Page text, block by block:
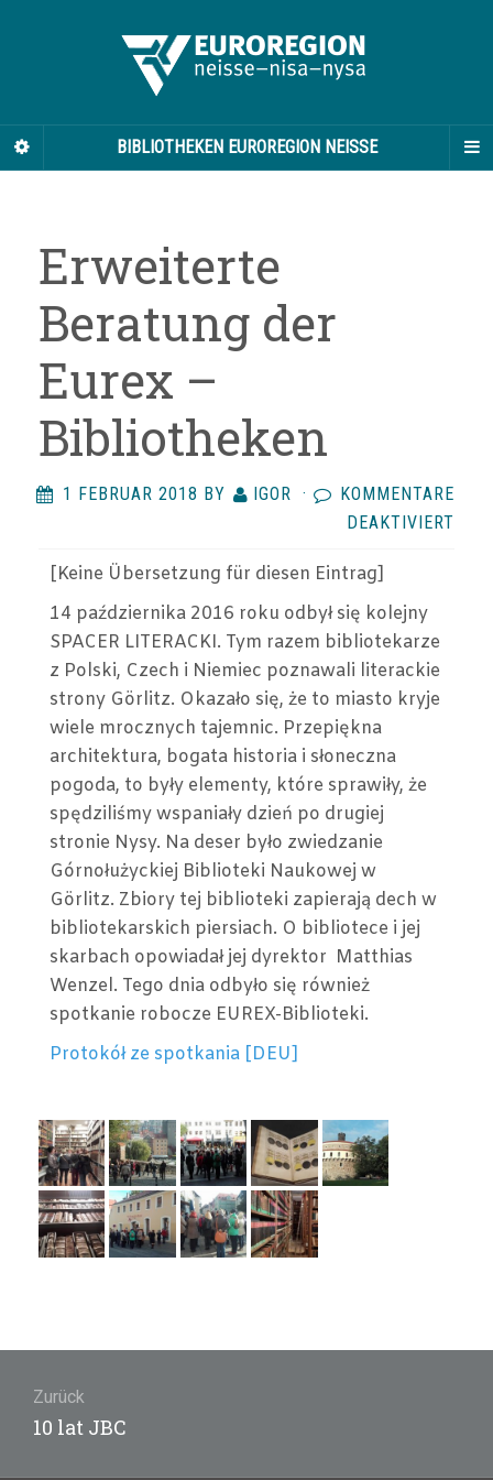
BIBLIOTHEKEN EUROREGION NEISSE
Erweiterte
Beratung der
Eurex –
Bibliotheken
1 FEBRUAR 2018 BY IGOR ·
KOMMENTARE
DEAKTIVIERT
[Keine Übersetzung für diesen Eintrag]
14 października 2016 roku odbył się kolejny
SPACER LITERACKI. Tym razem bibliotekarze
z Polski, Czech i Niemiec poznawali literackie
strony Görlitz. Okazało się, że to miasto kryje
wiele mrocznych tajemnic. Przepiękna
architektura, bogata historia i słoneczna
pogoda, to były elementy, które sprawiły, że
spędziliśmy wspaniały dzień po drugiej
stronie Nysy. Na deser było zwiedzanie
Górnołużyckiej Biblioteki Naukowej w
Görlitz. Zbiory tej biblioteki zapierają dech w
bibliotekarskich piersiach. O bibliotece i jej
skarbach opowiadał jej dyrektor Matthias
Wenzel. Tego dnia odbyło się również
spotkanie robocze EUREX-Biblioteki.
Protokół ze spotkania [DEU]
Beitragsnavigation
Zurück
Vorheriger
10 lat JBC